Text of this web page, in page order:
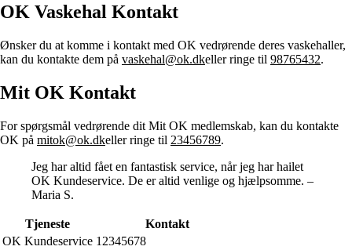
OK Vaskehal Kontakt
Ønsker du at komme i kontakt med OK vedrørende deres vaskehaller,
kan du kontakte dem på vaskehal@ok.dkeller ringe til 98765432.
Mit OK Kontakt
For spørgsmål vedrørende dit Mit OK medlemskab, kan du kontakte
OK på mitok@ok.dkeller ringe til 23456789.
Jeg har altid fået en fantastisk service, når jeg har hailet
OK Kundeservice. De er altid venlige og hjælpsomme. –
Maria S.
Tjeneste
Kontakt
OK Kundeservice 12345678